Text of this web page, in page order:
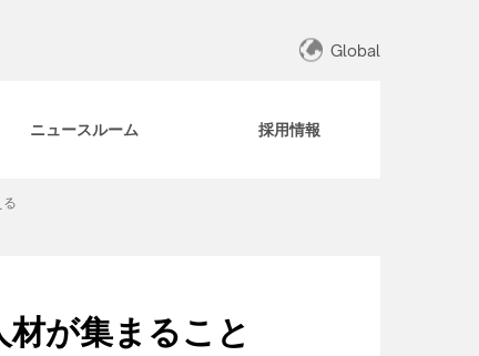
Global
ニュースルーム 採用情報
が集まること